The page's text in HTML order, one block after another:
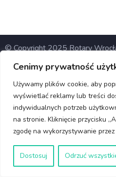
Cenimy prywatność
Używamy plików cookie, aby
wyświetlać reklamy lub treści
indywidualnych potrzeb
na stronie. Kliknięcie przycisku
zgodę na wykorzystywanie
Dostosuj Odrzuć
© Copyright 2025 Rotary